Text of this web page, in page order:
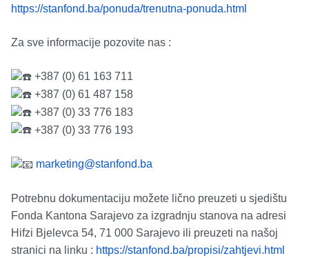
https://stanfond.ba/ponuda/trenutna-ponuda.html
Za sve informacije pozovite nas :
+387 (0) 61 163 711
+387 (0) 61 487 158
+387 (0) 33 776 183
+387 (0) 33 776 193
marketing@stanfond.ba
Potrebnu dokumentaciju možete lično preuzeti u sjedištu
Fonda Kantona Sarajevo za izgradnju stanova na adresi
Hifzi Bjelevca 54, 71 000 Sarajevo ili preuzeti na našoj
stranici na linku : https://stanfond.ba/propisi/zahtjevi.html